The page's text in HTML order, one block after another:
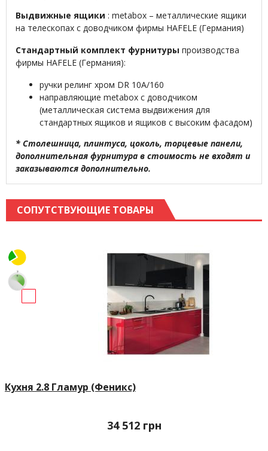
Выдвижные ящики : metabox – металлические ящики
на телескопах с доводчиком фирмы HAFELE (Германия)
Стандартный комплект фурнитуры производства
фирмы HAFELE (Германия):
ручки релинг хром DR 10A/160
направляющие metabox с доводчиком
(металлическая система выдвижения для
стандартных ящиков и ящиков с высоким фасадом)
* Столешница, плинтуса, цоколь, торцевые панели,
дополнительная фурнитура в стоимость не входят и
заказываются дополнительно.
СОПУТСТВУЮЩИЕ ТОВАРЫ
Кухня 2.8 Гламур (Феникс)
34 512 грн